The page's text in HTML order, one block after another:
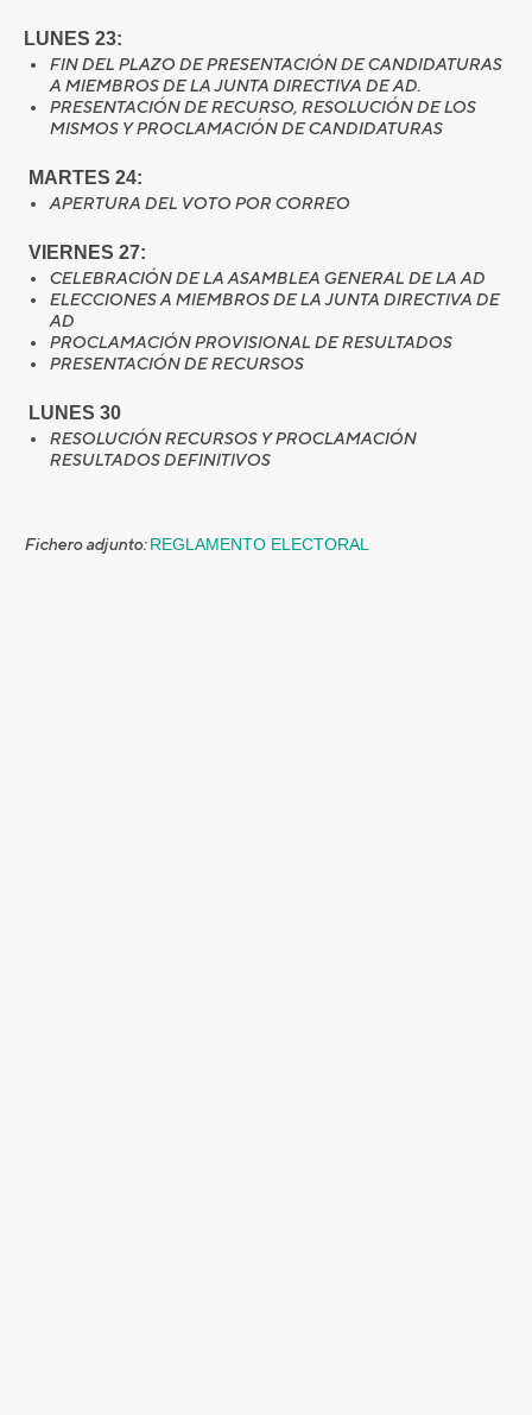
LUNES 23:
FIN DEL PLAZO DE PRESENTACIÓN DE CANDIDATURAS
A MIEMBROS DE LA JUNTA DIRECTIVA DE AD.
PRESENTACIÓN DE RECURSO, RESOLUCIÓN DE LOS
MISMOS Y PROCLAMACIÓN DE CANDIDATURAS
MARTES 24:
APERTURA DEL VOTO POR CORREO
VIERNES 27:
CELEBRACIÓN DE LA ASAMBLEA GENERAL DE LA AD
ELECCIONES A MIEMBROS DE LA JUNTA DIRECTIVA DE
AD
PROCLAMACIÓN PROVISIONAL DE RESULTADOS
PRESENTACIÓN DE RECURSOS
LUNES 30
RESOLUCIÓN RECURSOS Y PROCLAMACIÓN
RESULTADOS DEFINITIVOS
Fichero adjunto:REGLAMENTO ELECTORAL